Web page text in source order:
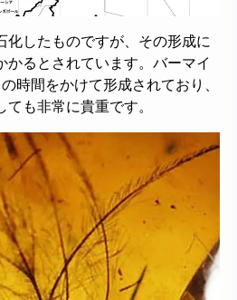
化したものですが、その形成に
かるとされています。バーマイ
時間をかけて形成されており、
も非常に貴重です。